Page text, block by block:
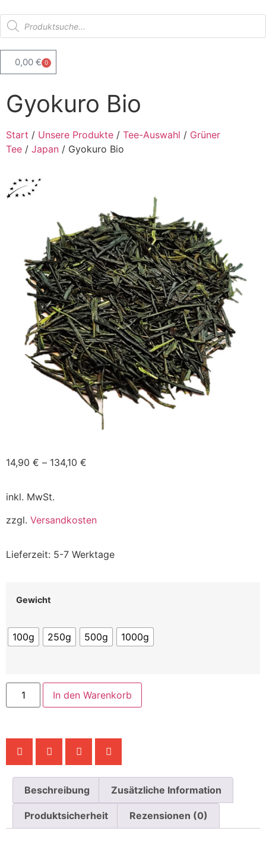
0,00 € 0
Gyokuro Bio
Start / Unsere Produkte / Tee-Auswahl / Grüner
Tee / Japan / Gyokuro Bio
14,90 € – 134,10 €
inkl. MwSt.
zzgl. Versandkosten
Lieferzeit: 5-7 Werktage
Gewicht
100g 250g 500g 1000g
In den Warenkorb
Beschreibung Zusätzliche Information
Produktsicherheit Rezensionen (0)